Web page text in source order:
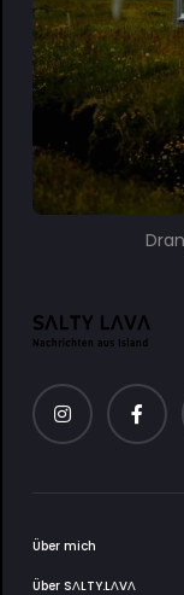
Über mich
Über SΛLTY.LΛVΛ